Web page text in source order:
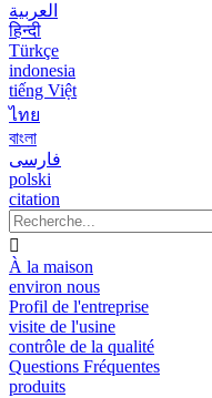
العربية
हिन्दी
Türkçe
indonesia
tiếng Việt
ไทย
বাংলা
فارسی
polski
citation

À la maison
environ nous
Profil de l'entreprise
visite de l'usine
contrôle de la qualité
Questions Fréquentes
produits